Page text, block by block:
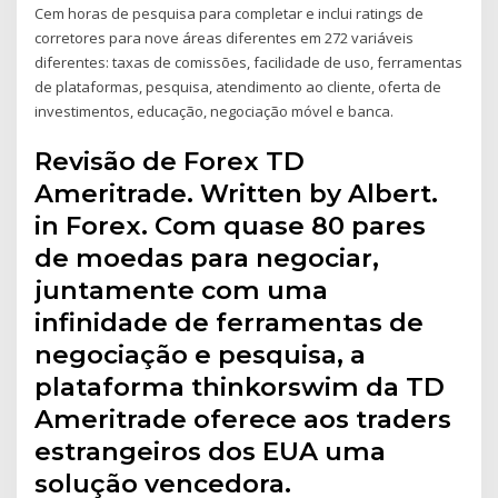
Cem horas de pesquisa para completar e inclui ratings de
corretores para nove áreas diferentes em 272 variáveis
diferentes: taxas de comissões, facilidade de uso, ferramentas
de plataformas, pesquisa, atendimento ao cliente, oferta de
investimentos, educação, negociação móvel e banca.
Revisão de Forex TD
Ameritrade. Written by Albert.
in Forex. Com quase 80 pares
de moedas para negociar,
juntamente com uma
infinidade de ferramentas de
negociação e pesquisa, a
plataforma thinkorswim da TD
Ameritrade oferece aos traders
estrangeiros dos EUA uma
solução vencedora.